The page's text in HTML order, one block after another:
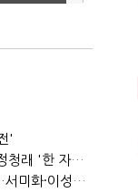
'
(정기여론조사)③2순위, 10명 중 4명 '송영길'…정청래 '한 자릿수'
(정기여론조사)④최고위원 최민희·박선원 '양강'…서미화·이성윤·임미애 뒤이어